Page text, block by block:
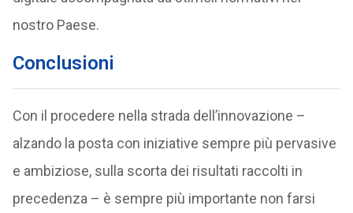
nostro Paese.
Conclusioni
Con il procedere nella strada dell’innovazione –
alzando la posta con iniziative sempre più pervasive
e ambiziose, sulla scorta dei risultati raccolti in
precedenza – è sempre più importante non farsi